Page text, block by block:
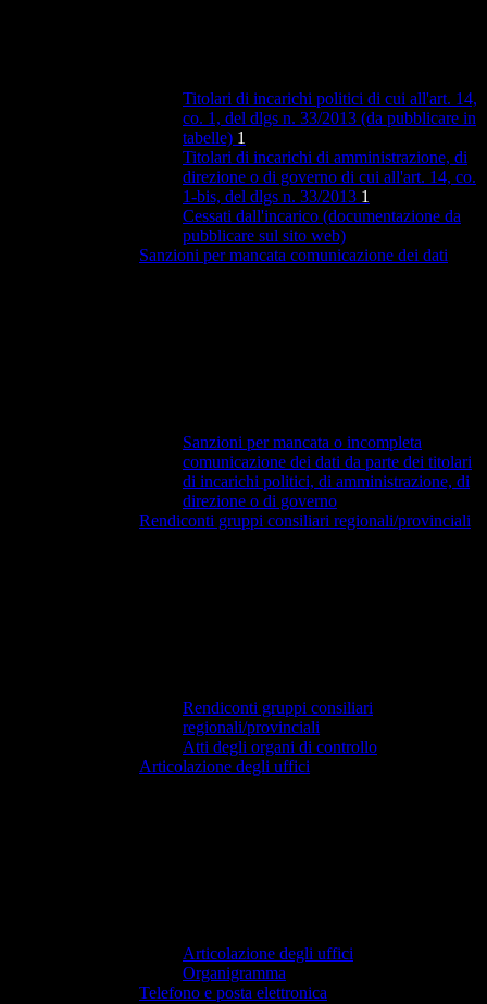
Titolari di incarichi politici di cui all'art. 14,
co. 1, del dlgs n. 33/2013 (da pubblicare in
tabelle) 1
Titolari di incarichi di amministrazione, di
direzione o di governo di cui all'art. 14, co.
1-bis, del dlgs n. 33/2013 1
Cessati dall'incarico (documentazione da
pubblicare sul sito web)
Sanzioni per mancata comunicazione dei dati
Sanzioni per mancata o incompleta
comunicazione dei dati da parte dei titolari
di incarichi politici, di amministrazione, di
direzione o di governo
Rendiconti gruppi consiliari regionali/provinciali
Rendiconti gruppi consiliari
regionali/provinciali
Atti degli organi di controllo
Articolazione degli uffici
Articolazione degli uffici
Organigramma
Telefono e posta elettronica